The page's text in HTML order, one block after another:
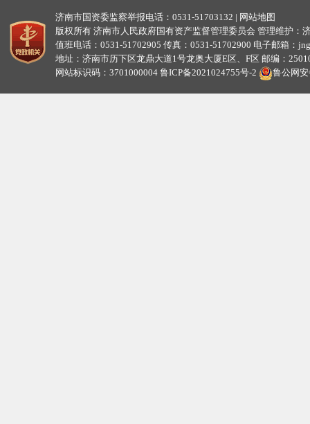
济南市国资委监察举报电话：0531-51703132 | 网站地图
版权所有 济南市人民政府国有资产监督管理委员会 管理维护：
值班电话：0531-51702905 传真：0531-51702900 电子邮箱：
地址：济南市历下区龙鼎大道1号龙奥大厦E区、F区 邮编：
网站标识码：3701000004 鲁ICP备2021024755号-2 鲁公网